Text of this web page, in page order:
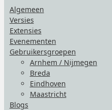
Algemeen
Versies
Extensies
Evenementen
Gebruikersgroepen
Arnhem / Nijmegen
Breda
Eindhoven
Maastricht
Blogs